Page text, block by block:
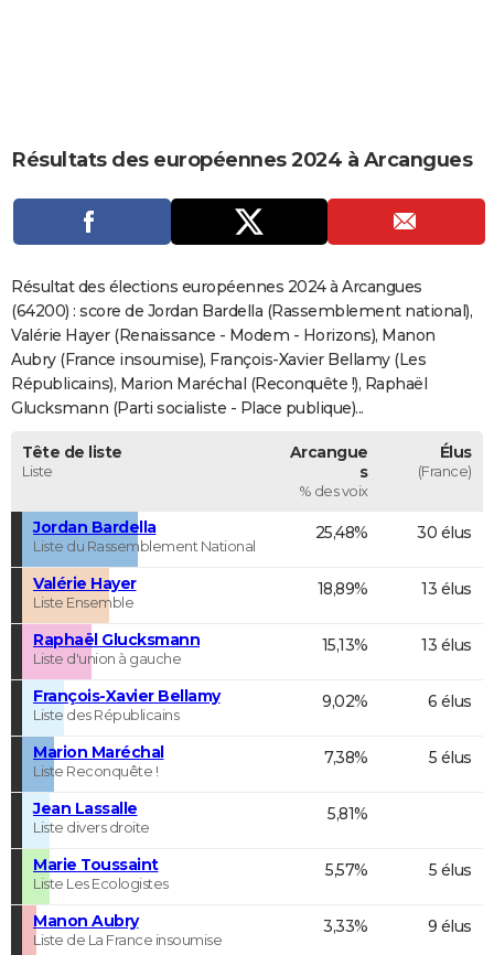
CARTE DE VOEUX
Carte de Noël
Carte Bonne année
Carte Saint-Valentin
Carte Pâques
Carte d'anniversaire
DICTIONNAIRE
Dictionnaire
Biographies
Citations
Expressions
Proverbes
PROGRAMME TV
COPAINS D'AVANT
S'inscrire
Se connecter
Lycées
Collèges
Primaires
Universités
Entreprises
Service militaire
Avis de recherche
AVIS DE DÉCÈS
FORUM
Résultats des européennes 2024 à Arcangues
Résultat des élections européennes 2024 à Arcangues
(64200) : score de Jordan Bardella (Rassemblement national),
Valérie Hayer (Renaissance - Modem - Horizons), Manon
Aubry (France insoumise), François-Xavier Bellamy (Les
Républicains), Marion Maréchal (Reconquête !), Raphaël
Glucksmann (Parti socialiste - Place publique)...
Tête de liste
Liste
Arcangue
s
% des voix
Élus
(France)
Jordan Bardella
Liste du Rassemblement National
25,48% 30 élus
Valérie Hayer
Liste Ensemble
18,89% 13 élus
Raphaël Glucksmann
Liste d'union à gauche
15,13% 13 élus
François-Xavier Bellamy
Liste des Républicains
9,02% 6 élus
Marion Maréchal
Liste Reconquête !
7,38% 5 élus
Jean Lassalle
Liste divers droite
5,81%
Marie Toussaint
Liste Les Ecologistes
5,57% 5 élus
Manon Aubry
Liste de La France insoumise
3,33% 9 élus